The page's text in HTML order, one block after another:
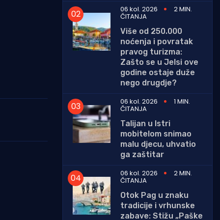
06 kol. 2026 2 MIN.
ČITANJA
Više od 250.000
noćenja i povratak
pravog turizma:
Zašto se u Jelsi ove
godine ostaje duže
nego drugdje?
06 kol. 2026
1 MIN.
ČITANJA
Talijan u Istri
mobitelom snimao
malu djecu, uhvatio
ga zaštitar
06 kol. 2026
2 MIN.
ČITANJA
Otok Pag u znaku
tradicije i vrhunske
zabave: Stižu „Paške